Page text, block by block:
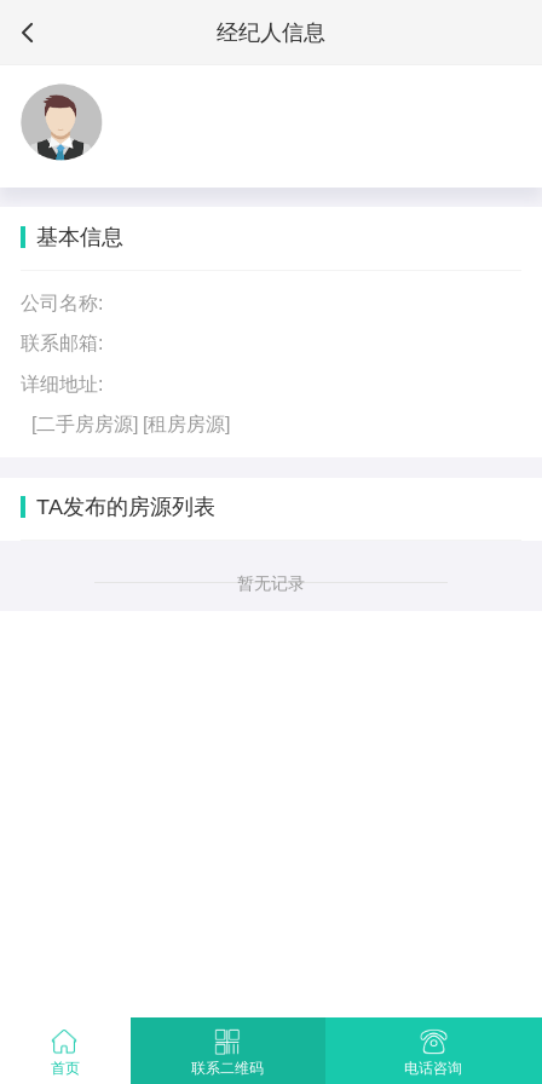
经纪人信息
首页 联系二维码 电话咨询
基本信息
公司名称:
联系邮箱:
详细地址:
[二手房房源] [租房房源]
TA发布的房源列表
暂无记录